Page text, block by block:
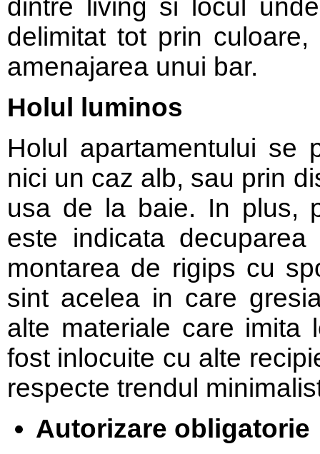
dintre living si locul
delimitat tot prin
amenajarea unui bar.
Holul luminos
Holul apartamentului se
nici un caz alb, sau prin
usa de la baie. In plus,
este indicata
montarea de rigips cu
sint acelea in care
alte materiale care imita
fost inlocuite cu alte
respecte trendul
Autorizare obligatorie